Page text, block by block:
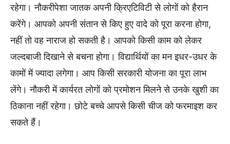
रहेगा। नौकरीपेशा जातक अपनी क्रिएटिविटी से लोगों को हैरान
करेंगे। आपको अपनी संतान से किए हुए वादे को पूरा करना होगा,
नहीं तो वह नाराज हो सकती है। आपको किसी काम को लेकर
जल्दबाजी दिखाने से बचना होगा। विद्यार्थियों का मन इधर-उधर के
कामों में ज्यादा लगेगा। आप किसी सरकारी योजना का पूरा लाभ
लेंगे। नौकरी में कार्यरत लोगों को प्रमोशन मिलने से उनके खुशी का
ठिकाना नहीं रहेगा। छोटे बच्चे आपसे किसी चीज को फरमाइश कर
सकते हैं।